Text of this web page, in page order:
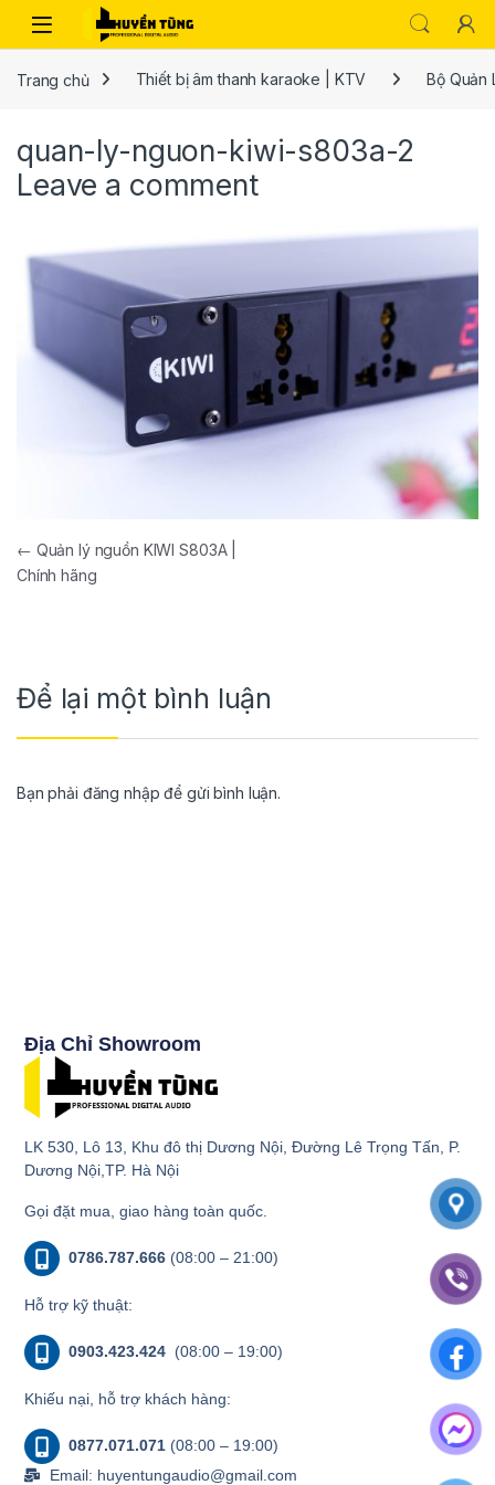
Trang chủ Thiết bị âm thanh karaoke | KTV Bộ Quản
quan-ly-nguon-kiwi-s803a-2
Leave a comment
← Quản lý nguồn KIWI S803A |
Chính hãng
Để lại một bình luận
Bạn phải đăng nhập để gửi bình luận.
Địa Chỉ Showroom
LK 530, Lô 13, Khu đô thị Dương Nội, Đường Lê Trọng Tấn, P.
Dương Nội,TP. Hà Nội
Gọi đặt mua, giao hàng toàn quốc.
0786.787.666 (08:00 – 21:00)
Hỗ trợ kỹ thuật:
0903.423.424 (08:00 – 19:00)
Khiếu nại, hỗ trợ khách hàng:
0877.071.071 (08:00 – 19:00)
Email: huyentungaudio@gmail.com